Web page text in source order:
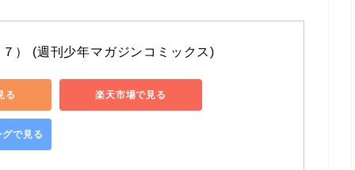
） (週刊少年マガジンコミックス)
る 楽天市場で見る
で見る